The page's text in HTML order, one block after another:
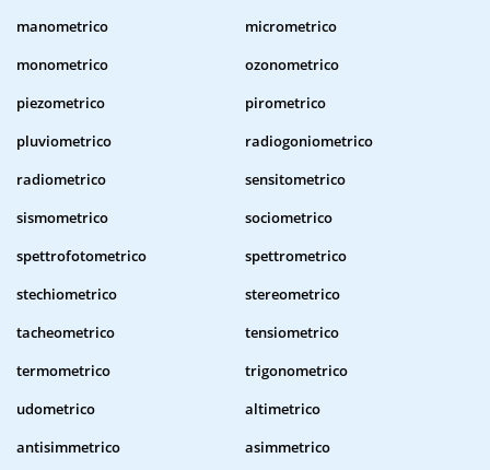
manometrico
micrometrico
monometrico
ozonometrico
piezometrico
pirometrico
pluviometrico
radiogoniometrico
radiometrico
sensitometrico
sismometrico
sociometrico
spettrofotometrico
spettrometrico
stechiometrico
stereometrico
tacheometrico
tensiometrico
termometrico
trigonometrico
udometrico
altimetrico
antisimmetrico
asimmetrico